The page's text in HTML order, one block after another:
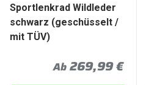
Sportlenkrad Wildleder
schwarz (geschüsselt /
mit TÜV)
Normaler Preis
Ab269,99 €